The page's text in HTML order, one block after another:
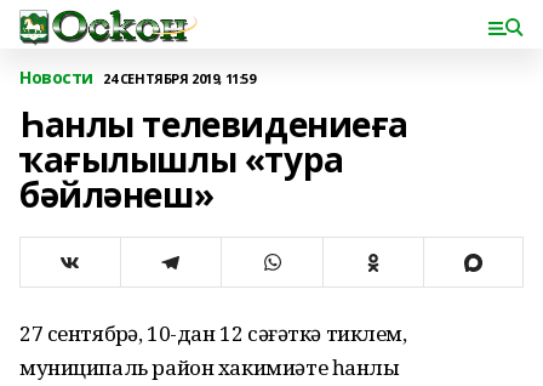
Новости 24 СЕНТЯБРЯ 2019, 11:59
Һанлы телевидениеға
ҡағылышлы «тура
бәйләнеш»
27 сентябрҙә, 10-дан 12 сәғәткә тиклем,
муниципаль район хакимиәте һанлы